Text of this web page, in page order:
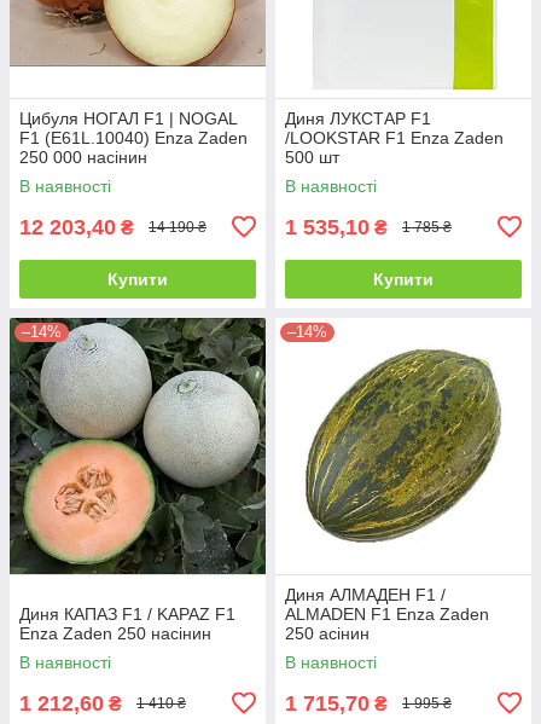
Цибуля НОГАЛ F1 | NOGAL
F1 (E61L.10040) Enza Zaden
250 000 насінин
В наявності
12 203,40 ₴ 14 190 ₴
Купити
Диня ЛУКСТАР F1
/LOOKSTAR F1 Enza Zaden
500 шт
В наявності
1 535,10 ₴ 1 785 ₴
Купити
–14%
Диня КАПАЗ F1 / KAPAZ F1
Enza Zaden 250 насінин
В наявності
1 212,60 ₴ 1 410 ₴
–14%
Диня АЛМАДЕН F1 /
ALMADEN F1 Enza Zaden
250 асінин
В наявності
1 715,70 ₴ 1 995 ₴